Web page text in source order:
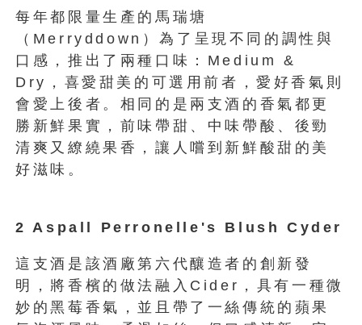
每年都限量生產的馬瑞塘
（Merryddown）為了呈現不同的調性與
口感，推出了兩種口味：Medium &
Dry，喜愛甜美的可選用前者，愛好香氣則
會愛上後者。相同的是兩支酒的香氣都更
勝新鮮果實，前味帶甜、中味帶酸、後勁
清爽又繚繞果香，讓人嚐到新鮮酸甜的美
好滋味。
2 Aspall Perronelle's Blush Cyder
這支酒是該酒廠第六代釀造者的創新發
明，將香檳的做法融入Cider，具有一種微
妙的黑莓香氣，並且帶了一絲傳統的蘋果